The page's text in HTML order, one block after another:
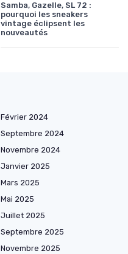
Samba, Gazelle, SL 72 :
pourquoi les sneakers
vintage éclipsent les
nouveautés
Février 2024
Septembre 2024
Novembre 2024
Janvier 2025
Mars 2025
Mai 2025
Juillet 2025
Septembre 2025
Novembre 2025